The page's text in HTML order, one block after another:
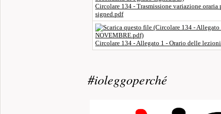
Circolare 134 - Trasmissione variazione
signed.pdf
Circolare 134 - Allegato 1 - Orario delle
#ioleggoperché